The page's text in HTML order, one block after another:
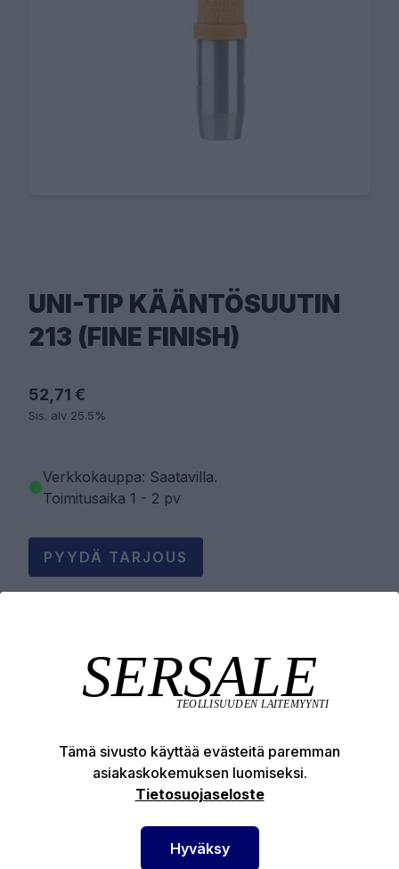
UNI-TIP KÄÄNTÖSUUTIN
213 (FINE FINISH)
52,71 €
Sis. alv 25.5%
Verkkokauppa: Saatavilla.
Toimitusaika 1 - 2 pv
PYYDÄ TARJOUS
Tekniset edut
Tämä sivusto käyttää evästeitä paremman
asiakaskokemuksen luomiseksi.
Tietosuojaseloste
Hyväksy